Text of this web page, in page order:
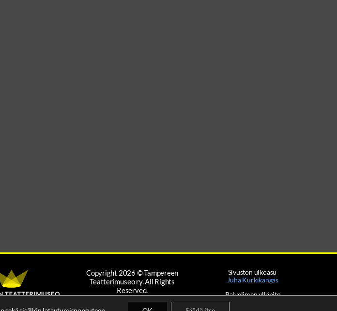
Copyright 2026 © Tampereen
Teatterimuseo ry. All Rights
Reserved.
Katso
TIETOSUOJASELOSTE
Sivuston ulkoasu
Juha Kurkikangas
Palvelimen ylläpito